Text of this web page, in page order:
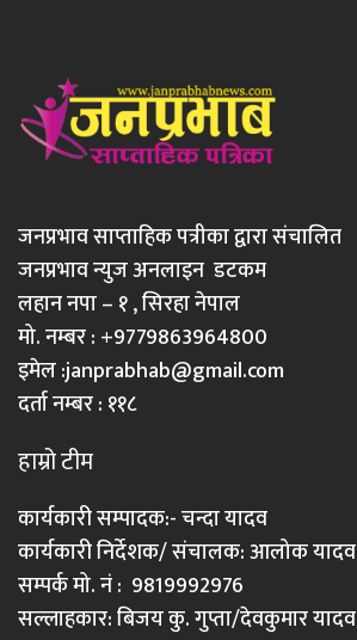
जनप्रभाव साप्ताहिक पत्रीका द्वारा संचालित
जनप्रभाव न्युज अनलाइन डटकम
लहान नपा – १ , सिरहा नेपाल
मो. नम्बर : +9779863964800
इमेल :janprabhab@gmail.com
दर्ता नम्बर : ११८
हाम्रो टीम
कार्यकारी सम्पादक:- चन्दा यादव
कार्यकारी निर्देशक/ संचालक: आलोक यादव
सम्पर्क मो. नं : 9819992976
सल्लाहकार: बिजय कु. गुप्ता/देवकुमार यादव